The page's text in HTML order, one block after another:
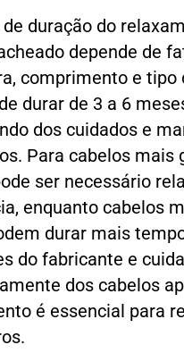
duração do
depende de
comprimento e tipo
durar de 3 a 6
dos cuidados e
Para cabelos mais
ser necessário
enquanto cabelos
durar mais
do fabricante e
dos cabelos
é essencial para